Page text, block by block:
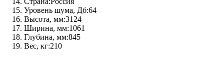
Уровень шума, Дб:64
Высота, мм:3124
Ширина, мм:1061
Глубина, мм:845
Вес, кг:210